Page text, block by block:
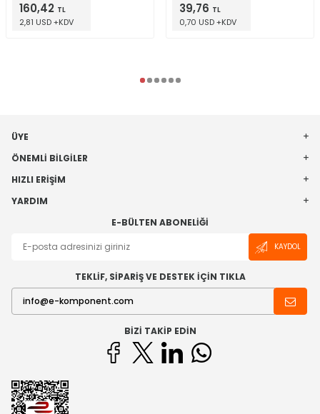
160,42 TL
2,81 USD +KDV
39,76 TL
0,70 USD +KDV
ÜYE
ÖNEMLI BILGILER
HIZLI ERIŞIM
YARDIM
E-BÜLTEN ABONELIĞI
KAYDOL
TEKLİF, SİPARİŞ VE DESTEK İÇİN TIKLA
BIZI TAKIP EDIN